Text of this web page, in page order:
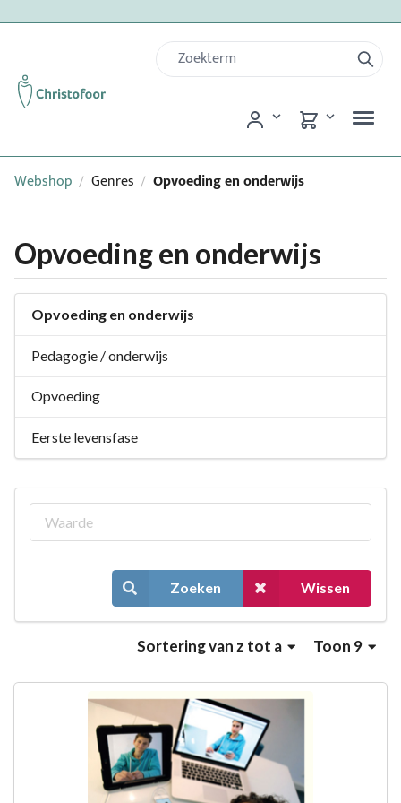
Webshop / Genres / Opvoeding en onderwijs
Opvoeding en onderwijs
Opvoeding en onderwijs
Pedagogie / onderwijs
Opvoeding
Eerste levensfase
Zoeken Wissen
Toon 9
Sorteringvan z tot a